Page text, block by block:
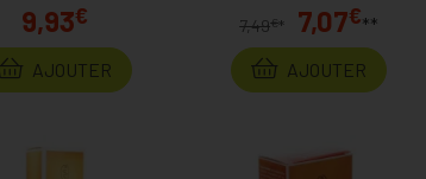
9,93€
AJOUTER
7,49€* 7,07€**
AJOUTER